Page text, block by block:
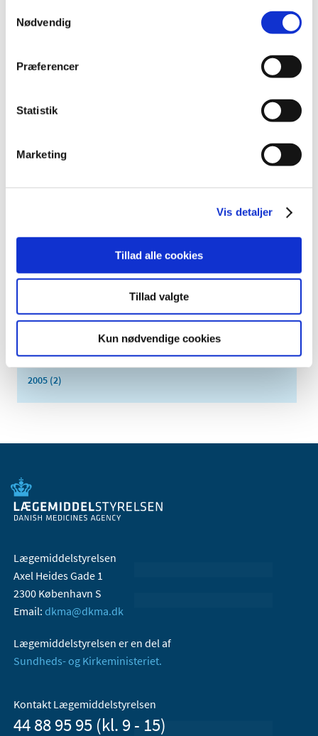
Nødvendig
Præferencer
Statistik
Marketing
Vis detaljer
Tillad alle cookies
Tillad valgte
Kun nødvendige cookies
april (24)
februar (12)
2016 (167)
2012 (44)
2010 (7)
2008 (8)
2006 (9)
2005 (2)
Lægemiddelstyrelsen
Axel Heides Gade 1
2300 København S
Email: dkma@dkma.dk
Lægemiddelstyrelsen er en del af
Sundheds- og Kirkeministeriet.
Kontakt Lægemiddelstyrelsen
44 88 95 95 (kl. 9 - 15)